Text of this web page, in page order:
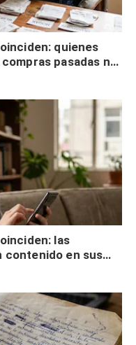
quienes
pasadas no
necesidad de
las
contenido en sus
validación